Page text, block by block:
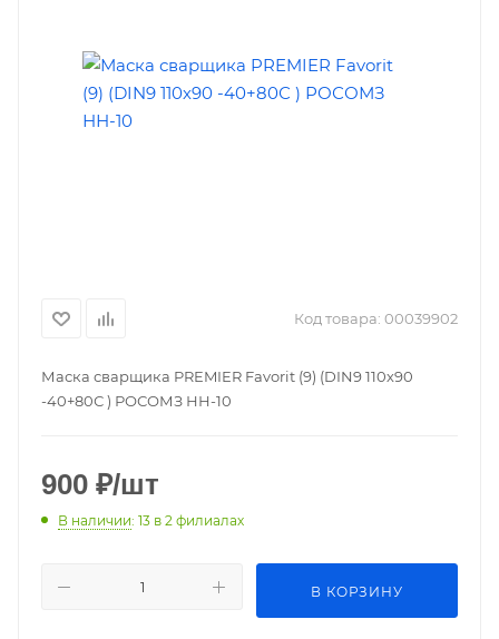
Код товара: 00039902
Маска сварщика PREMIER Favorit (9) (DIN9 110х90
-40+80С ) РОСОМЗ НН-10
900 ₽/шт
В наличии: 13 в 2 филиалах
В КОРЗИНУ